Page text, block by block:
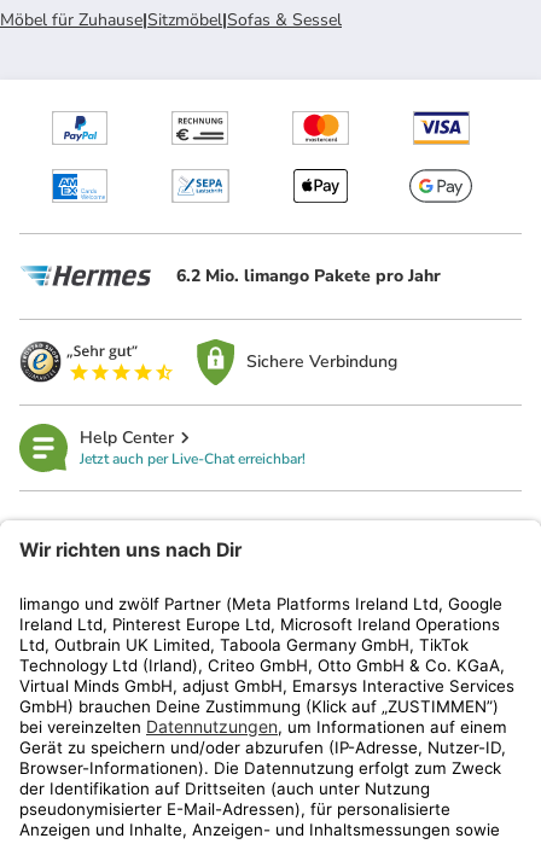
Möbel für Zuhause|Sitzmöbel|Sofas & Sessel
6.2 Mio. limango Pakete pro Jahr
Sichere Verbindung
Help Center
Jetzt auch per Live-Chat erreichbar!
Kundenservice
Shop
Aktionen
Travel